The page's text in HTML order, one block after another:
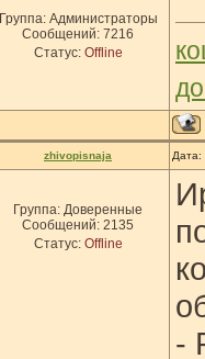
Группа: Администраторы
Сообщений: 7216
Статус: Offline
zhivopisnaja Дата:
Группа: Доверенные
Сообщений: 2135
Статус: Offline
-